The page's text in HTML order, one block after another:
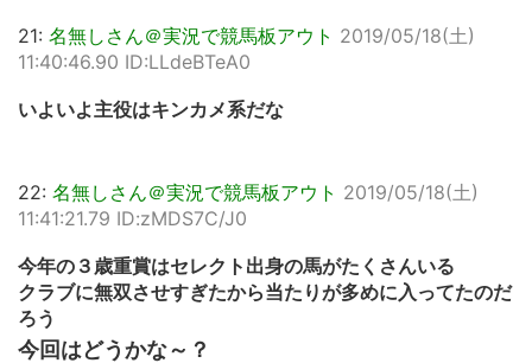
21: 名無しさん＠実況で競馬板アウト 2019/05/18(土)
11:40:46.90 ID:LLdeBTeA0
いよいよ主役はキンカメ系だな
22: 名無しさん＠実況で競馬板アウト 2019/05/18(土)
11:41:21.79 ID:zMDS7C/J0
今年の３歳重賞はセレクト出身の馬がたくさんいる
クラブに無双させすぎたから当たりが多めに入ってたのだ
ろう
今回はどうかな～？